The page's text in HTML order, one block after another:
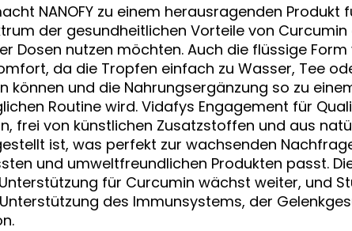
NANOFY zu einem herausragenden Produkt
der gesundheitlichen Vorteile von Curcumin
Dosen nutzen möchten. Auch die flüssige Form
da die Tropfen einfach zu Wasser, Tee
können und die Nahrungsergänzung so zu
Routine wird. Vidafys Engagement für
frei von künstlichen Zusatzstoffen und aus
ist, was perfekt zur wachsenden
und umweltfreundlichen Produkten passt.
für Curcumin wächst weiter, und
des Immunsystems, der